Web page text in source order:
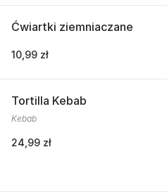
Ćwiartki ziemniaczane
10,99 zł
Tortilla Kebab
Kebab
24,99 zł